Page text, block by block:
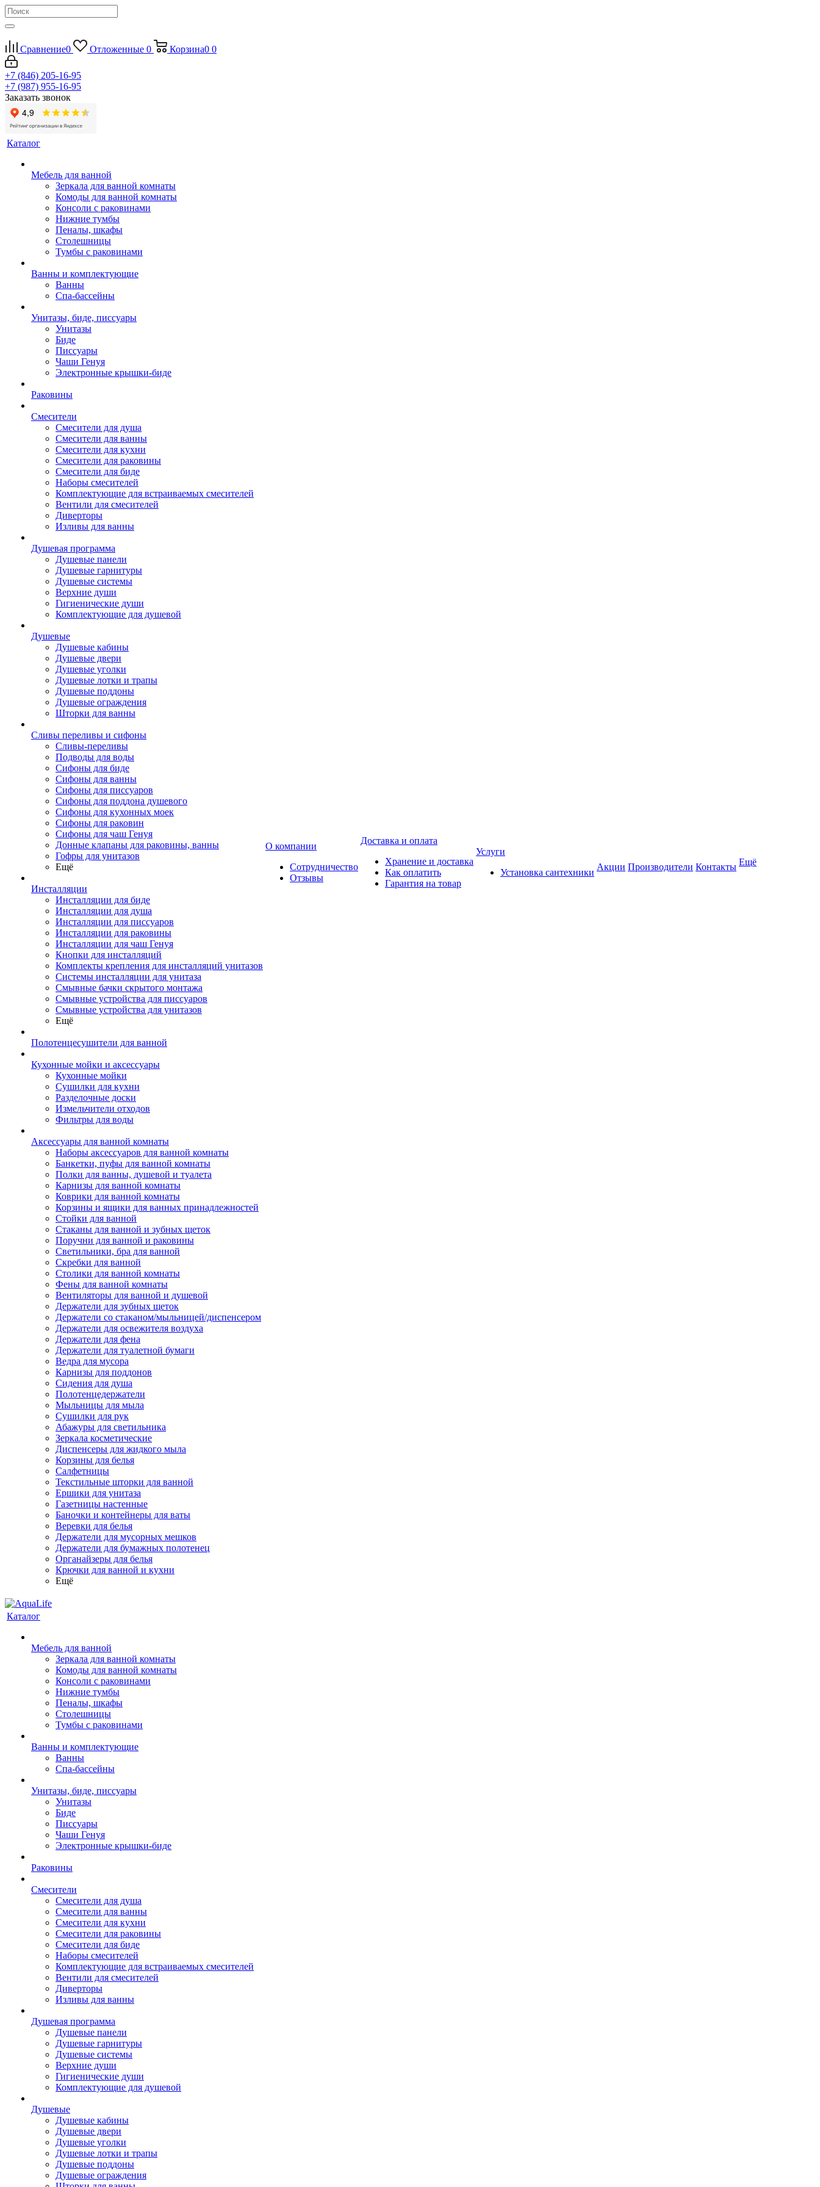
Сравнение0 Отложенные 0 Корзина0 0
+7 (846) 205-16-95
+7 (987) 955-16-95
Заказать звонок
Каталог
Мебель для ванной
Зеркала для ванной комнаты
Комоды для ванной комнаты
Консоли с раковинами
Нижние тумбы
Пеналы, шкафы
Столешницы
Тумбы с раковинами
Ванны и комплектующие
Ванны
Спа-бассейны
Унитазы, биде, писсуары
Унитазы
Биде
Писсуары
Чаши Генуя
Электронные крышки-биде
Раковины
Смесители
Смесители для душа
Смесители для ванны
Смесители для кухни
Смесители для раковины
Смесители для биде
Наборы смесителей
Комплектующие для встраиваемых смесителей
Вентили для смесителей
Диверторы
Изливы для ванны
Душевая программа
Душевые панели
Душевые гарнитуры
Душевые системы
Верхние души
Гигиенические души
Комплектующие для душевой
Душевые
Душевые кабины
Душевые двери
Душевые уголки
Душевые лотки и трапы
Душевые поддоны
Душевые ограждения
Шторки для ванны
Сливы переливы и сифоны
Сливы-переливы
Подводы для воды
Сифоны для биде
Сифоны для ванны
Сифоны для писсуаров
Сифоны для поддона душевого
Сифоны для кухонных моек
Сифоны для раковин
Сифоны для чаш Генуя
Донные клапаны для раковины, ванны
Гофры для унитазов
Ещё
Инсталляции
Инсталляции для биде
Инсталляции для душа
Инсталляции для писсуаров
Инсталляции для раковины
Инсталляции для чаш Генуя
Кнопки для инсталляций
Комплекты крепления для инсталляций унитазов
Системы инсталляции для унитаза
Смывные бачки скрытого монтажа
Смывные устройства для писсуаров
Смывные устройства для унитазов
Ещё
Полотенцесушители для ванной
Кухонные мойки и аксессуары
Кухонные мойки
Сушилки для кухни
Разделочные доски
Измельчители отходов
Фильтры для воды
Аксессуары для ванной комнаты
Наборы аксессуаров для ванной комнаты
Банкетки, пуфы для ванной комнаты
Полки для ванны, душевой и туалета
Карнизы для ванной комнаты
Коврики для ванной комнаты
Корзины и ящики для ванных принадлежностей
Стойки для ванной
Стаканы для ванной и зубных щеток
Поручни для ванной и раковины
Светильники, бра для ванной
Скребки для ванной
Столики для ванной комнаты
Фены для ванной комнаты
Вентиляторы для ванной и душевой
Держатели для зубных щеток
Держатели со стаканом/мыльницей/диспенсером
Держатели для освежителя воздуха
Держатели для фена
Держатели для туалетной бумаги
Ведра для мусора
Карнизы для поддонов
Сидения для душа
Полотенцедержатели
Мыльницы для мыла
Сушилки для рук
Абажуры для светильника
Зеркала косметические
Диспенсеры для жидкого мыла
Корзины для белья
Салфетницы
Текстильные шторки для ванной
Ершики для унитаза
Газетницы настенные
Баночки и контейнеры для ваты
Веревки для белья
Держатели для мусорных мешков
Держатели для бумажных полотенец
Органайзеры для белья
Крючки для ванной и кухни
Ещё
О компании
Сотрудничество
Отзывы
Доставка и оплата
Хранение и доставка
Как оплатить
Гарантия на товар
Услуги
Установка сантехники
Акции Производители Контакты Ещё
Каталог
Мебель для ванной
Зеркала для ванной комнаты
Комоды для ванной комнаты
Консоли с раковинами
Нижние тумбы
Пеналы, шкафы
Столешницы
Тумбы с раковинами
Ванны и комплектующие
Ванны
Спа-бассейны
Унитазы, биде, писсуары
Унитазы
Биде
Писсуары
Чаши Генуя
Электронные крышки-биде
Раковины
Смесители
Смесители для душа
Смесители для ванны
Смесители для кухни
Смесители для раковины
Смесители для биде
Наборы смесителей
Комплектующие для встраиваемых смесителей
Вентили для смесителей
Диверторы
Изливы для ванны
Душевая программа
Душевые панели
Душевые гарнитуры
Душевые системы
Верхние души
Гигиенические души
Комплектующие для душевой
Душевые
Душевые кабины
Душевые двери
Душевые уголки
Душевые лотки и трапы
Душевые поддоны
Душевые ограждения